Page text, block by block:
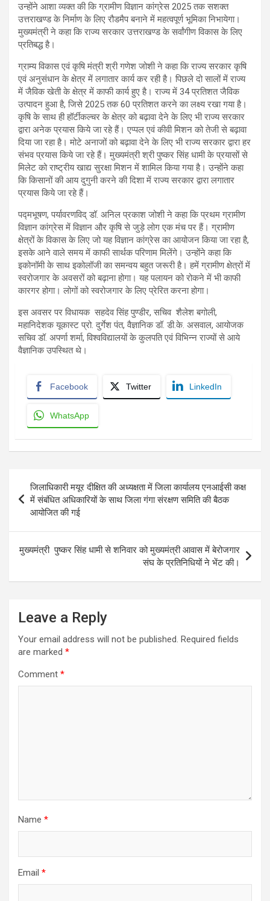
उन्होंने आशा व्यक्त की कि ग्रामीण विज्ञान कांग्रेस 2025 तक सशक्त
उत्तराखण्ड के निर्माण के लिए रौडमैप बनाने में महत्वपूर्ण भूमिका निभायेगा।
मुख्यमंत्री ने कहा कि राज्य सरकार उत्तराखण्ड के सर्वांगीण विकास के लिए
प्रतिबद्ध है।
ग्राम्य विकास एवं कृषि मंत्री श्री गणेश जोशी ने कहा कि राज्य सरकार कृषि
एवं अनुसंधान के क्षेत्र में लगातार कार्य कर रही है। पिछले दो सालों में राज्य
में जैविक खेती के क्षेत्र में काफी कार्य हुए है। राज्य में 34 प्रतिशत जैविक
उत्पादन हुआ है, जिसे 2025 तक 60 प्रतिशत करने का लक्ष्य रखा गया है।
कृषि के साथ ही हॉर्टीकल्चर के क्षेत्र को बढ़ावा देने के लिए भी राज्य सरकार
द्वारा अनेक प्रयास किये जा रहे हैं। एप्पल एवं कीवी मिशन को तेजी से बढ़ावा
दिया जा रहा है। मोटे अनाजों को बढ़ावा देने के लिए भी राज्य सरकार द्वारा हर
संभव प्रयास किये जा रहे हैं। मुख्यमंत्री श्री पुष्कर सिंह धामी के प्रयासों से
मिलेट को राष्ट्रीय खाद्य सुरक्षा मिशन में शामिल किया गया है। उन्होंने कहा
कि किसानों की आय दुगुनी करने की दिशा में राज्य सरकार द्वारा लगातार
प्रयास किये जा रहे हैं।
पद्मभूषण, पर्यावरणविद् डॉ. अनिल प्रकाश जोशी ने कहा कि प्रथम ग्रामीण
विज्ञान कांग्रेस में विज्ञान और कृषि से जुड़े लोग एक मंच पर हैं। ग्रामीण
क्षेत्रों के विकास के लिए जो यह विज्ञान कांग्रेस का आयोजन किया जा रहा है,
इसके आने वाले समय में काफी सार्थक परिणाम मिलेंगे। उन्होंने कहा कि
इकोनॉमी के साथ इकोलॉजी का समन्वय बहुत जरूरी है। हमें ग्रामीण क्षेत्रों में
स्वरोजगार के अवसरों को बढ़ाना होगा। यह पलायन को रोकने में भी काफी
कारगर होगा। लोगों को स्वरोजगार के लिए प्रेरित करना होगा।
इस अवसर पर विधायक सहदेव सिंह पुण्डीर, सचिव शैलेश बगोली,
महानिदेशक यूकास्ट प्रो. दुर्गेश पंत, वैज्ञानिक डॉ. डी.के. असवाल, आयोजक
सचिव डॉ. अपर्णा शर्मा, विश्वविद्यालयों के कुलपति एवं विभिन्न राज्यों से आये
वैज्ञानिक उपस्थित थे।
Facebook Twitter LinkedIn
WhatsApp
navigation
जिलाधिकारी मयूर दीक्षित की अध्यक्षता में जिला कार्यालय एनआईसी कक्ष
में संबंधित अधिकारियों के साथ जिला गंगा संरक्षण समिति की बैठक
आयोजित की गई
मुख्यमंत्री पुष्कर सिंह धामी से शनिवार को मुख्यमंत्री आवास में बेरोजगार
संघ के प्रतिनिधियों ने भेंट की।
Leave a Reply
Your email address will not be published. Required fields
are marked *
Comment *
Name *
Email *